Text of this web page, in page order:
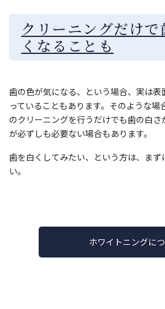
クリーニングだけで
くなることも
歯の色が気になる、という場合、実は
っていることもあります。そのような
のクリーニングを行うだけでも歯の白
が必ずしも必要ない場合もあります。
歯を白くしてみたい、という方は、ま
い。
ホワイトニングに